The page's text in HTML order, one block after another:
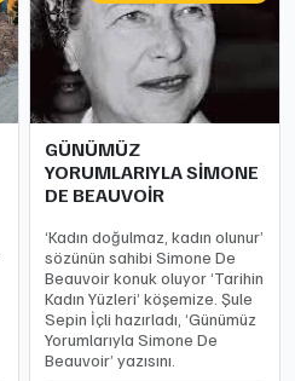
GÜNÜMÜZ
YORUMLARIYLA SİMONE
DE BEAUVOİR
‘Kadın doğulmaz, kadın olunur’
sözünün sahibi Simone De
Beauvoir konuk oluyor ‘Tarihin
Kadın Yüzleri’ köşemize. Şule
Sepin İçli hazırladı, ‘Günümüz
Yorumlarıyla Simone De
Beauvoir’ yazısını.